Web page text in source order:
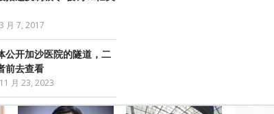
3 月 7, 2017
公开加沙医院的隧道，二
前去查看
11 月 23, 2023